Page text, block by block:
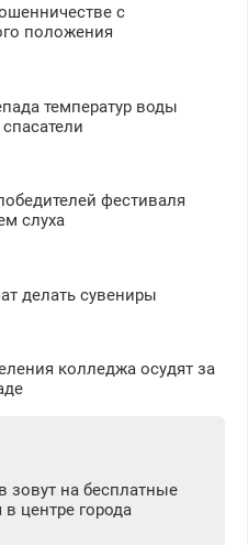
с
положения
температур воды
фестиваля
слуха
делать сувениры
колледжа осудят за
зовут на бесплатные
центре города